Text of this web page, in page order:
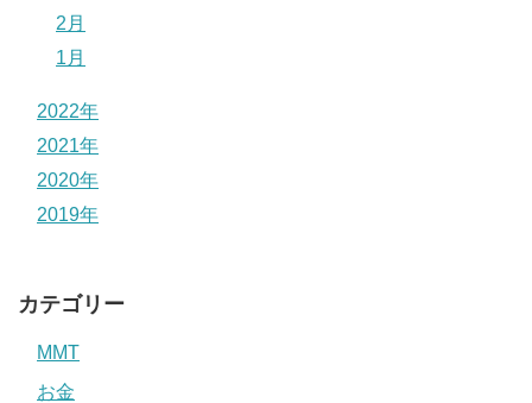
2月
1月
2022年
2021年
2020年
2019年
カテゴリー
MMT
お金